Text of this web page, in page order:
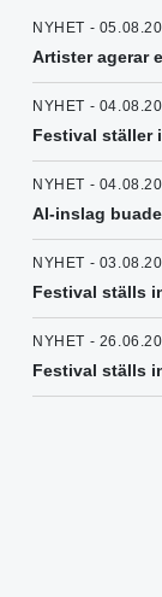
NYHET -
Artister agerar
NYHET -
Festival ställer
NYHET -
AI-inslag
NYHET -
Festival ställs
NYHET -
Festival ställs